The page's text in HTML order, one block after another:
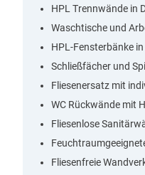
HPL Trennwände in
Waschtische und
HPL-Fensterbänke
Schließfächer und
Fliesenersatz mit
WC Rückwände mit
Fliesenlose
Fliesenfreie